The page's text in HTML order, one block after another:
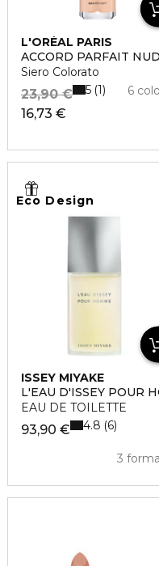
L'ORÉAL PARIS
ACCORD PARFAIT
Siero Colorato
16,73 €
23,90 € 6
5 1
Eco Design
ISSEY MIYAKE
L'EAU D'ISSEY POUR
EAU DE TOILETTE
93,90 €
3
4.8 6